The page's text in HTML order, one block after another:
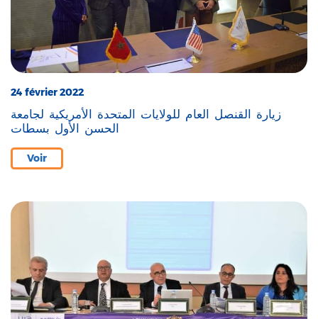
24 février 2022
زيارة القنصل العام للولايات المتحدة الأمريكية لجامعة
الحسن الأول بسطات
Voir